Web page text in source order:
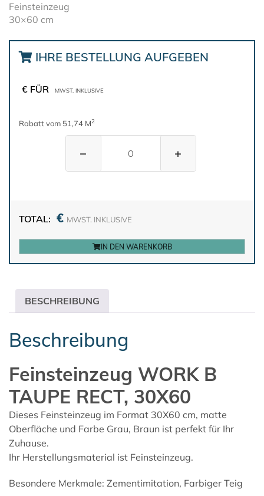
Feinsteinzeug
30×60 cm
IHRE BESTELLUNG AUFGEBEN
€ FÜR MWST. INKLUSIVE
Rabatt vom 51,74 M2
− +
TOTAL: € MWST. INKLUSIVE
IN DEN WARENKORB
BESCHREIBUNG
Beschreibung
Feinsteinzeug WORK B
TAUPE RECT, 30X60
Dieses Feinsteinzeug im Format 30X60 cm, matte
Oberfläche und Farbe Grau, Braun ist perfekt für Ihr
Zuhause.
Ihr Herstellungsmaterial ist Feinsteinzeug.
Besondere Merkmale: Zementimitation, Farbiger Teig